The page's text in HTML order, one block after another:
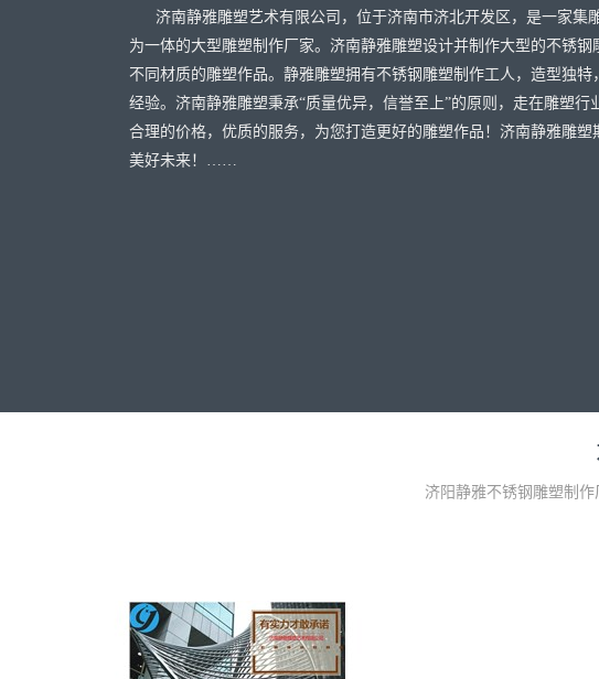
济南静雅雕塑艺术有限公司，位于济南市济北开发区，是一家集
为一体的大型雕塑制作厂家。济南静雅雕塑设计并制作大型的不锈
不同材质的雕塑作品。静雅雕塑拥有不锈钢雕塑制作工人，造型独
经验。济南静雅雕塑秉承“质量优异，信誉至上”的原则，走在雕塑行
合理的价格，优质的服务，为您打造更好的雕塑作品！济南静雅雕
美好未来！……
济阳静雅不锈钢雕塑制